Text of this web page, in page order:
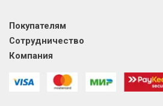
Покупателям
Сотрудничество
Компания